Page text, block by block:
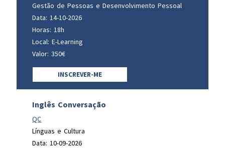
Gestão de Pessoas e Desenvolvimento Pessoal
Data: 14-10-2026
Horas: 18h
Local: E-Learning
Valor: 350€
INSCREVER-ME
Inglês Conversação
QC
Línguas e Cultura
Data: 10-09-2026